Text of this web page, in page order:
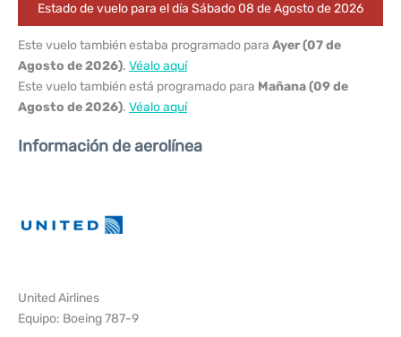
Estado de vuelo para el día Sábado 08 de Agosto de 2026
Este vuelo también estaba programado para Ayer (07 de
Agosto de 2026). Véalo aquí
Este vuelo también está programado para Mañana (09 de
Agosto de 2026). Véalo aquí
Información de aerolínea
United Airlines
Equipo: Boeing 787-9